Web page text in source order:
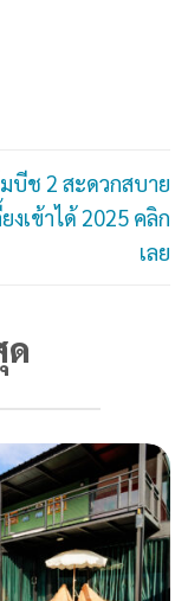
บีช 2 สะดวกสบาย
งเข้าได้ 2025 คลิก
เลย